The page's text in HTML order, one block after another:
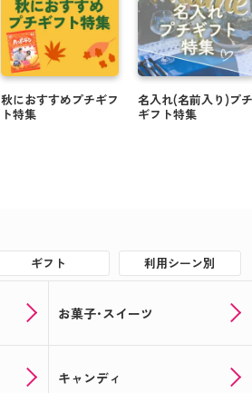
秋におすすめプチギフ
ト特集
名入れ(名前入り)プチ
ギフト特集
ギフト 利用シーン別
お菓子･スイーツ
キャンディ